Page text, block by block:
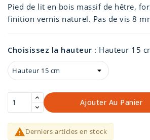
Pied de lit en bois massif de hêtre,
finition vernis naturel. Pas de vis 8
Choisissez la hauteur : Hauteur 15
Ajouter Au Panier
Derniers articles en stock